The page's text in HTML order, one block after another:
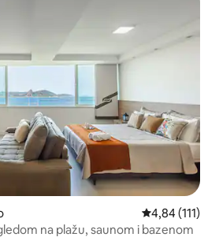
Prosečna
4,84 (111)
na plažu, saunom i bazenom